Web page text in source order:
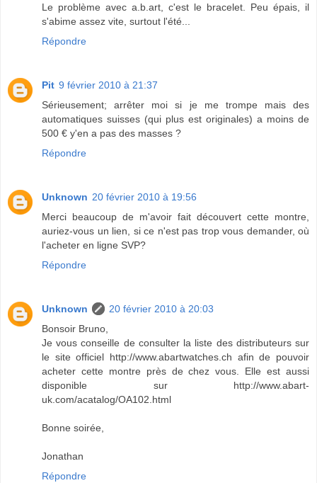
Le problème avec a.b.art, c'est le bracelet. Peu épais, il
s'abime assez vite, surtout l'été...
Répondre
Pit 9 février 2010 à 21:37
Sérieusement; arrêter moi si je me trompe mais des
automatiques suisses (qui plus est originales) a moins de
500 € y'en a pas des masses ?
Répondre
Unknown 20 février 2010 à 19:56
Merci beaucoup de m'avoir fait découvert cette montre,
auriez-vous un lien, si ce n'est pas trop vous demander, où
l'acheter en ligne SVP?
Répondre
Unknown
20 février 2010 à 20:03
Bonsoir Bruno,
Je vous conseille de consulter la liste des distributeurs sur
le site officiel http://www.abartwatches.ch afin de pouvoir
acheter cette montre près de chez vous. Elle est aussi
disponible sur http://www.abart-
uk.com/acatalog/OA102.html
Bonne soirée,
Jonathan
Répondre